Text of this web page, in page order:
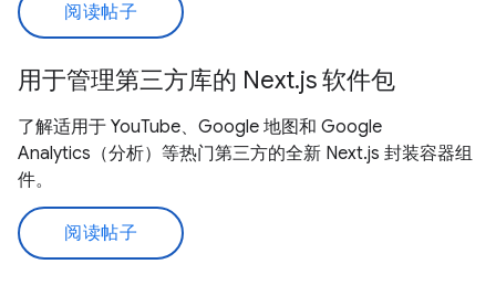
阅读帖子
用于管理第三方库的 Next.js 软件包
了解适用于 YouTube、Google 地图和 Google
Analytics（分析）等热门第三方的全新 Next.js 封装容器组
件。
阅读帖子